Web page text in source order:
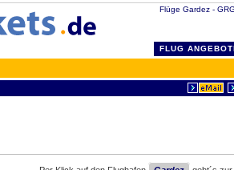
Flüge Gardez -
FLUG